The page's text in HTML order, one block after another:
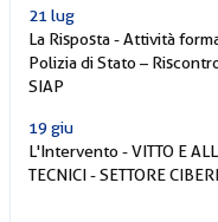
21 lug
La Risposta - Attività
Polizia di Stato –
SIAP
19 giu
L'Intervento - VITTO E
TECNICI - SETTORE